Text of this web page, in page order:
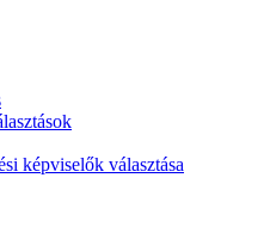
képviselők választása